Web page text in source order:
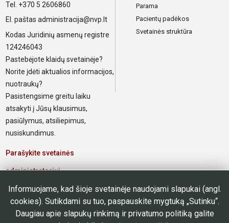
Tel. +370 5 2606860
El. paštas administracija@nvp.lt
Kodas Juridinių asmenų registre
124246043
Pastebėjote klaidų svetainėje?
Norite įdėti aktualios informacijos,
nuotraukų?
Pasistengsime greitu laiku
atsakyti į Jūsų klausimus,
pasiūlymus, atsiliepimus,
nusiskundimus.
Parašykite svetainės
administratoriui
Elektroninis paštas poliklinikos
darbuotojams
Parama
Pacientų padėkos
Svetainės struktūra
Informuojame, kad šioje svetainėje naudojami slapukai (angl.
cookies). Sutikdami su tuo, paspauskite mygtuką „Sutinku“.
Daugiau apie slapukų rinkimą ir privatumo politiką galite